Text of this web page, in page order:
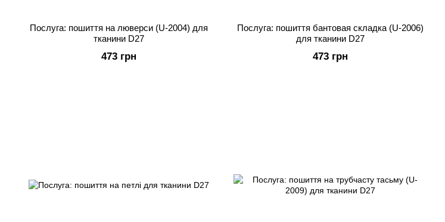
Послуга: пошиття на люверси (U-2004) для
тканини D27
473 грн
Послуга: пошиття бантовая складка (U-2006)
для тканини D27
473 грн